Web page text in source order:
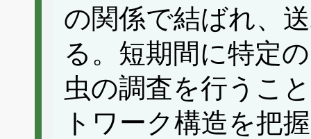
の関係で結ばれ、
る。短期間に特定
虫の調査を行うこ
トワーク構造を把